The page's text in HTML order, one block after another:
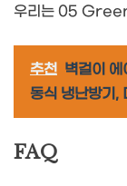
우리는 05
추천 벽걸이 에
동식 냉난방기,
FAQ